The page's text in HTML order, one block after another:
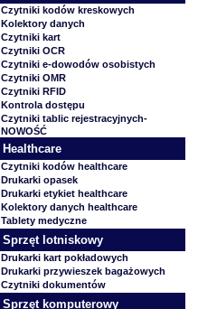
Czytniki kodów kreskowych
Kolektory danych
Czytniki kart
Czytniki OCR
Czytniki e-dowodów osobistych
Czytniki OMR
Czytniki RFID
Kontrola dostępu
Czytniki tablic rejestracyjnych-
NOWOŚĆ
Healthcare
Czytniki kodów healthcare
Drukarki opasek
Drukarki etykiet healthcare
Kolektory danych healthcare
Tablety medyczne
Sprzęt lotniskowy
Drukarki kart pokładowych
Drukarki przywieszek bagażowych
Czytniki dokumentów
Sprzęt komputerowy